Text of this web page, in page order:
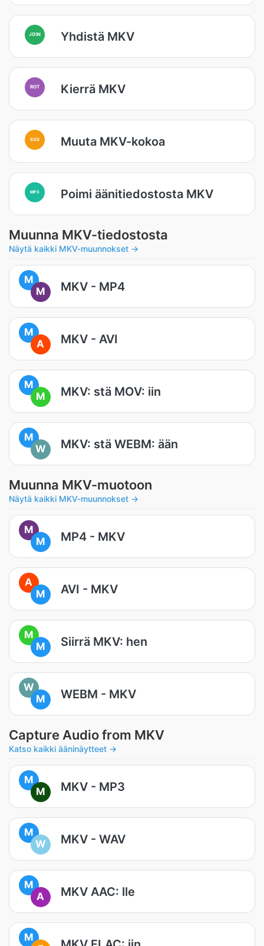
JOIN Yhdistä MKV
ROT Kierrä MKV
SIZE Muuta MKV-kokoa
MP3 Poimi äänitiedostosta MKV
Muunna MKV-tiedostosta
Näytä kaikki MKV-muunnokset →
M
M
MKV - MP4
M
A
MKV - AVI
M
M
MKV: stä MOV: iin
M
W
MKV: stä WEBM: ään
Muunna MKV-muotoon
Näytä kaikki MKV-muunnokset →
M
M
MP4 - MKV
A
M
AVI - MKV
M
M
Siirrä MKV: hen
W
M
WEBM - MKV
Capture Audio from MKV
Katso kaikki ääninäytteet →
M
M
MKV - MP3
M
W
MKV - WAV
M
A
MKV AAC: lle
M